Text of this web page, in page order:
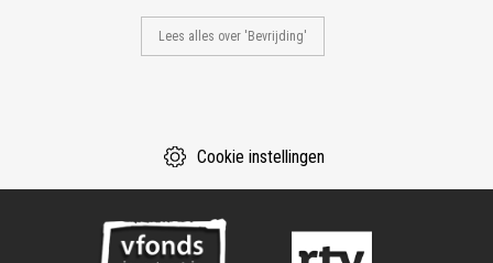
Lees alles over 'Bevrijding'
Cookie instellingen